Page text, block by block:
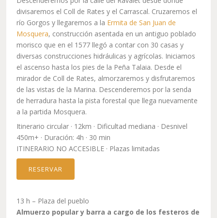
divisaremos el Coll de Rates y el Carrascal. Cruzaremos el
río Gorgos y llegaremos a la Ermita de San Juan de
Mosquera, construcción asentada en un antiguo poblado
morisco que en el 1577 llegó a contar con 30 casas y
diversas construcciones hidráulicas y agrícolas. Iniciamos
el ascenso hasta los pies de la Peña Talaia. Desde el
mirador de Coll de Rates, almorzaremos y disfrutaremos
de las vistas de la Marina. Descenderemos por la senda
de herradura hasta la pista forestal que llega nuevamente
a la partida Mosquera.
Itinerario circular · 12km · Dificultad mediana · Desnivel
450m+ · Duración: 4h · 30 min
ITINERARIO NO ACCESIBLE · Plazas limitadas
RESERVAR
13 h – Plaza del pueblo
Almuerzo popular y barra a cargo de los festeros de